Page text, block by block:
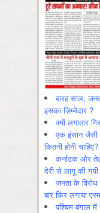
बारह साल,
इसका ज़िम्मेदार ?
क्यों लगातार
एक इंसान जैसी
कितनी होनी चाहिए?
कर्नाटक और
देरी से लागू की गयी
जनता के
बार फिर लगाया
पश्चिम बंगाल